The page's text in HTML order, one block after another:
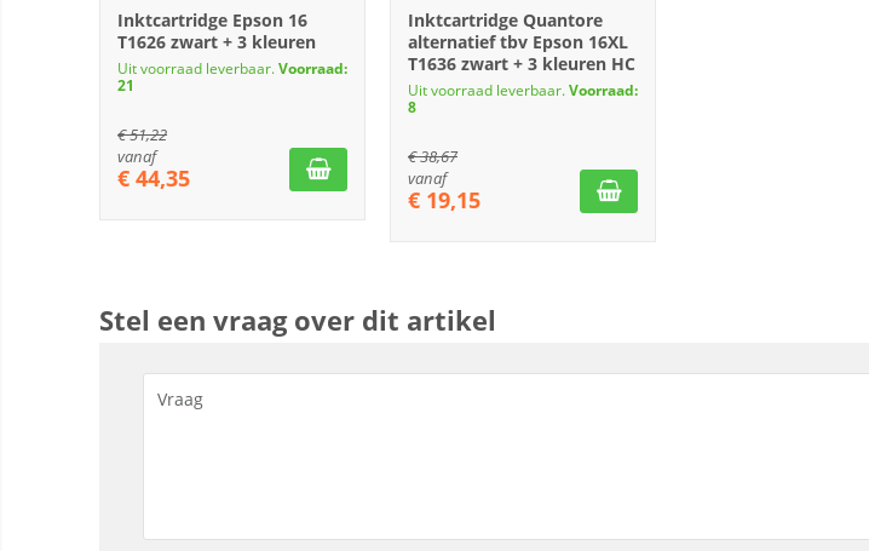
Inktcartridge Epson 16
T1626 zwart + 3 kleuren
Uit voorraad leverbaar.Voorraad:
21
€51,22
vanaf
€ 44,35
Inktcartridge Quantore
alternatief tbv Epson 16XL
T1636 zwart + 3 kleuren HC
Uit voorraad leverbaar.Voorraad:
8
€38,67
vanaf
€ 19,15
Stel een vraag over dit artikel